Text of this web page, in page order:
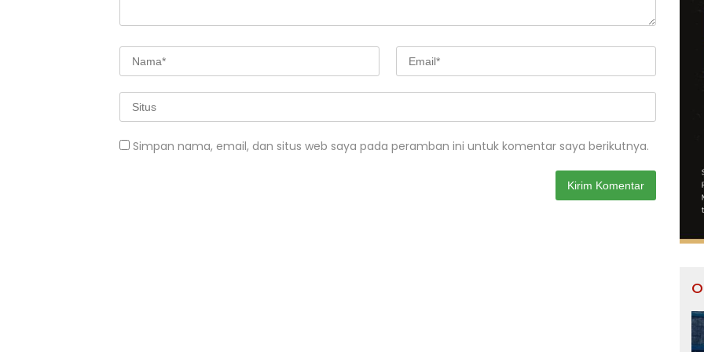
Simpan nama, email, dan situs web saya pada peramban ini untuk komentar saya berikutnya.